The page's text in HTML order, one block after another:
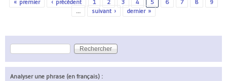
« premier ‹ précédent 1 2 3 4 5 6 7 8
9
…
suivant › dernier »
Formulaire de recherche
Rechercher
Analyser une phrase (en français) :